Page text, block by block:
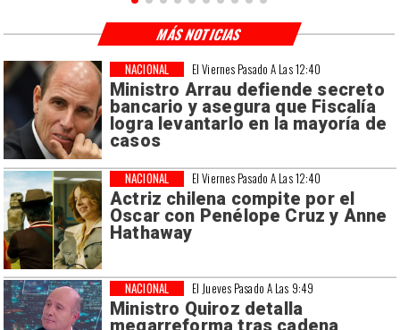
El Viernes Pasado A Las 12:40
Ministro Arrau defiende secreto
bancario y asegura que Fiscalía
logra levantarlo en la mayoría de
casos
NACIONAL
El Viernes Pasado A Las 12:40
Actriz chilena compite por el
Oscar con Penélope Cruz y Anne
Hathaway
NACIONAL
El Jueves Pasado A Las 9:49
Ministro Quiroz detalla
megarreforma tras cadena
NACIONAL
MÁS NOTICIAS